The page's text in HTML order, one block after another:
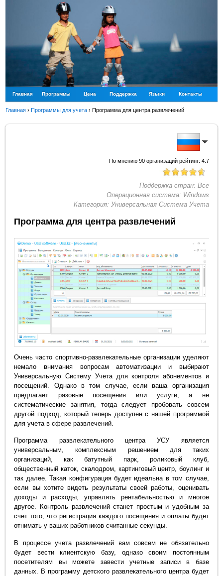
Главная Программы Цена Поддержка Языки Контакты
Главная ›Программы для учета ›Программа для центра развлечений
По мнению 90организаций рейтинг: 4.7
Поддержка стран: Все
Операционная система: Windows
Категория: Универсальная Система Учета
Программа для центра развлечений
Очень часто спортивно-развлекательные организации уделяют
немало внимания вопросам автоматизации и выбирают
Универсальную Систему Учета для контроля абонементов и
посещений. Однако в том случае, если ваша организация
предлагает разовые посещения или услуги, а не
систематические занятия, тогда следует пробовать совсем
другой подход, который теперь доступен с нашей программой
для учета в сфере развлечений.
Программа развлекательного центра УСУ является
универсальным, комплексным решением для таких
организаций, как батутный парк, роликовый клуб,
общественный каток, скалодром, картинговый центр, боулинг и
так далее. Такая конфигурация будет идеальна в том случае,
если вы хотите видеть результаты своей работы, оценивать
доходы и расходы, управлять рентабельностью и многое
другое. Контроль развлечений станет простым и удобным за
счет того, что регистрация каждого посещения и оплаты будет
отнимать у ваших работников считанные секунды.
В процессе учета развлечений вам совсем не обязательно
будет вести клиентскую базу, однако своим постоянным
посетителям вы можете завести учетные записи в базе
данных. В программу детского развлекательного центра будет